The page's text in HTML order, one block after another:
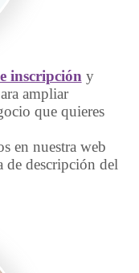
inscripción y
ampliar
que quieres
en nuestra web
descripción del